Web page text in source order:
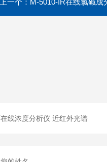
上一个： M-5010-IR在线氯碱成分分